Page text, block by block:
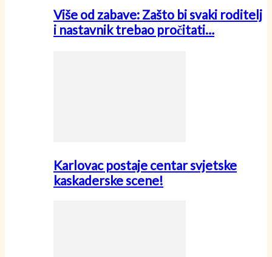
Više od zabave: Zašto bi svaki roditelj
i nastavnik trebao pročitati…
Karlovac postaje centar svjetske
kaskaderske scene!